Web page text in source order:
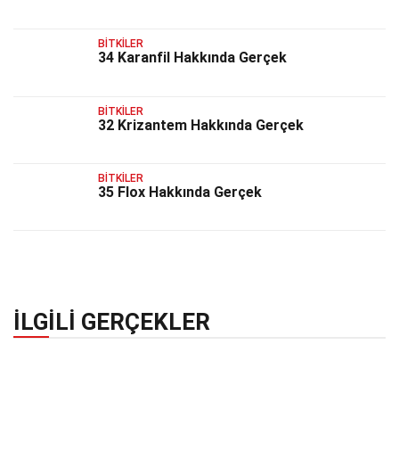
BITKILER
34 Karanfil Hakkında Gerçek
BITKILER
32 Krizantem Hakkında Gerçek
BITKILER
35 Flox Hakkında Gerçek
İLGILI GERÇEKLER